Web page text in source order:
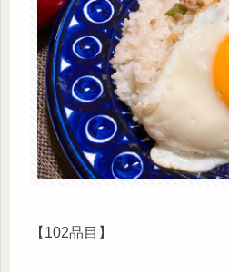
【102品目】